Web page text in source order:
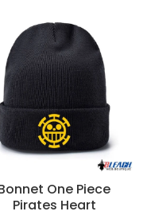
One Piece
Pirates Heart